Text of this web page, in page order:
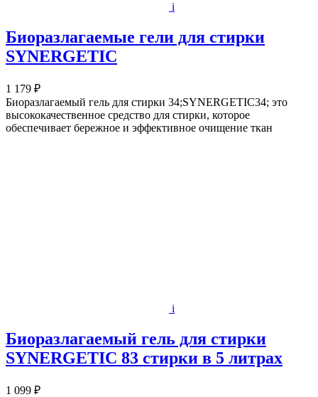
i
Биоразлагаемые гели для стирки
SYNERGETIC
1 179 ₽
Биоразлагаемый гель для стирки 34;SYNERGETIC34; это
высококачественное средство для стирки, которое
обеспечивает бережное и эффективное очищение ткан
i
Биоразлагаемый гель для стирки
SYNERGETIC 83 стирки в 5 литрах
1 099 ₽